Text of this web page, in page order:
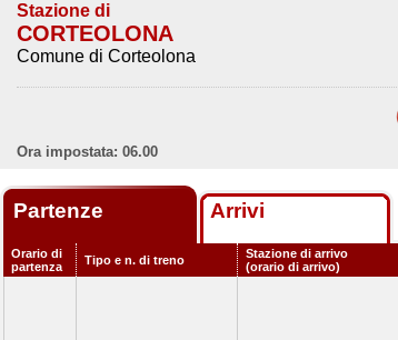
Stazione di
CORTEOLONA
Comune di Corteolona
Ora impostata: 06.00
Partenze Arrivi
Orario di
partenza
Tipo e n. di treno
Stazione di arrivo
(orario di arrivo)